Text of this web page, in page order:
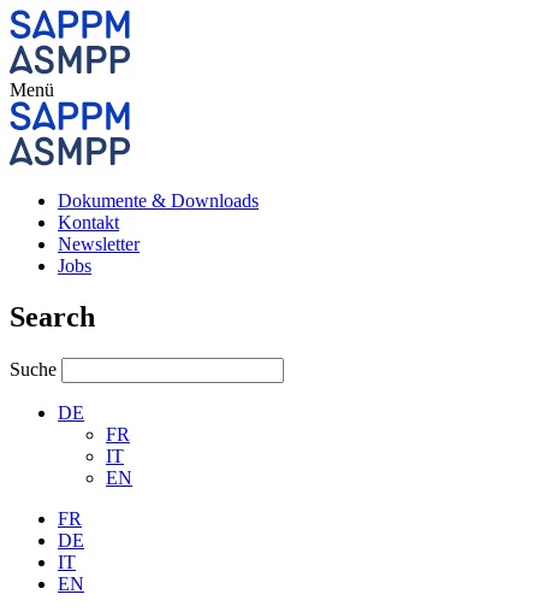
Menü
Dokumente & Downloads
Kontakt
Newsletter
Jobs
Search
Suche
DE
FR
IT
EN
FR
DE
IT
EN